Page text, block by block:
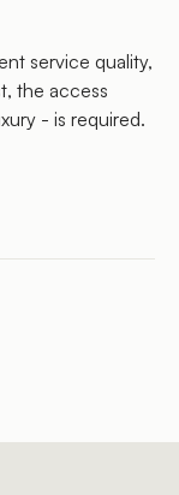
service quality,
the access
- is required.